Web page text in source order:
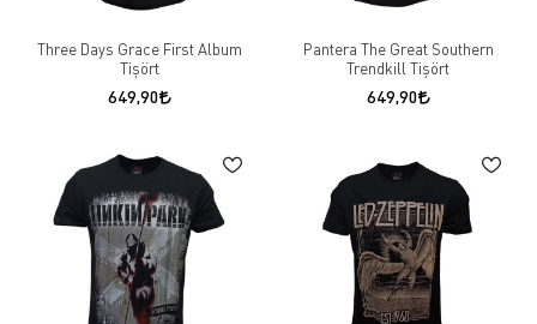
Three Days Grace First Album
Tişört
649,90
Pantera The Great Southern
Trendkill Tişört
649,90